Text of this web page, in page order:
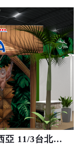
「野」太好玩！免簽暢玩馬來西亞 11/3台北國際旅展齊來感受亞洲魅力所在